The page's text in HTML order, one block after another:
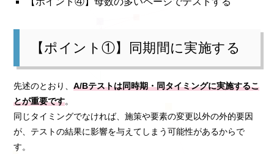
【ポイント①】同期間に実施する
先述のとおり、A/Bテストは同時期・同タイミングに実施するこ
とが重要です。
同じタイミングでなければ、施策や要素の変更以外の外的要因
が、テストの結果に影響を与えてしまう可能性があるからで
す。